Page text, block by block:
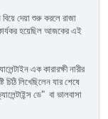
দেয়া শুরু করলে রাজা
হয়েছিল আজকের এই
এক কারারক্ষী নারীর
লিখেছিলেন যার শেষে
ডে" বা ভালবাসা